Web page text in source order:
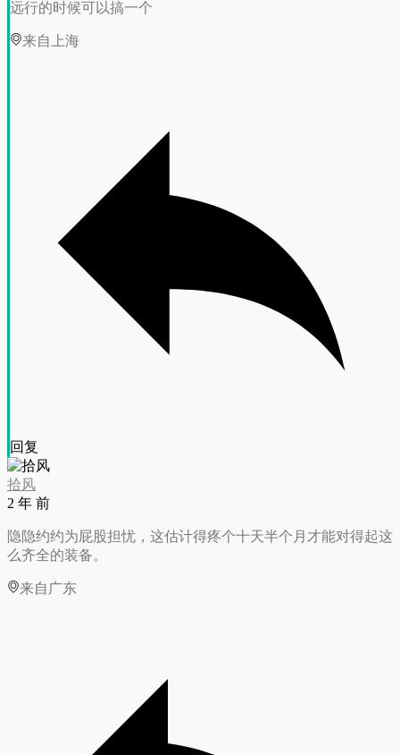
远行的时候可以搞一个
来自上海
回复
拾风
2 年 前
隐隐约约为屁股担忧，这估计得疼个十天半个月才能对得起这
么齐全的装备。
来自广东